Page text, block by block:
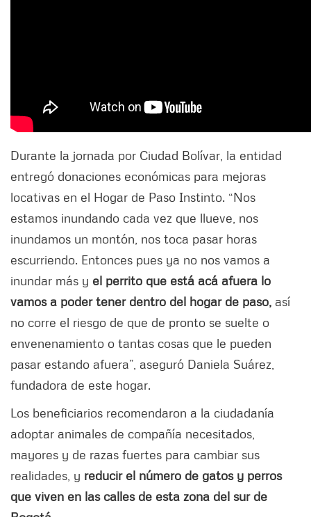
Durante la jornada por Ciudad Bolívar, la entidad
entregó donaciones económicas para mejoras
locativas en el Hogar de Paso Instinto. “Nos
estamos inundando cada vez que llueve, nos
inundamos un montón, nos toca pasar horas
escurriendo. Entonces pues ya no nos vamos a
inundar más y el perrito que está acá afuera lo
vamos a poder tener dentro del hogar de paso, así
no corre el riesgo de que de pronto se suelte o
envenenamiento o tantas cosas que le pueden
pasar estando afuera”, aseguró Daniela Suárez,
fundadora de este hogar.
Los beneficiarios recomendaron a la ciudadanía
adoptar animales de compañía necesitados,
mayores y de razas fuertes para cambiar sus
realidades, y reducir el número de gatos y perros
que viven en las calles de esta zona del sur de